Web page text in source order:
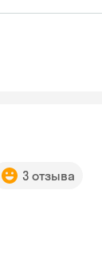
3 отзыва